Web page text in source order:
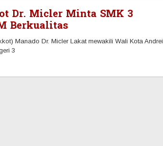
Dr. Micler Minta SMK 3
Berkualitas
Manado Dr. Micler Lakat mewakili Wali Kota Andrei
3